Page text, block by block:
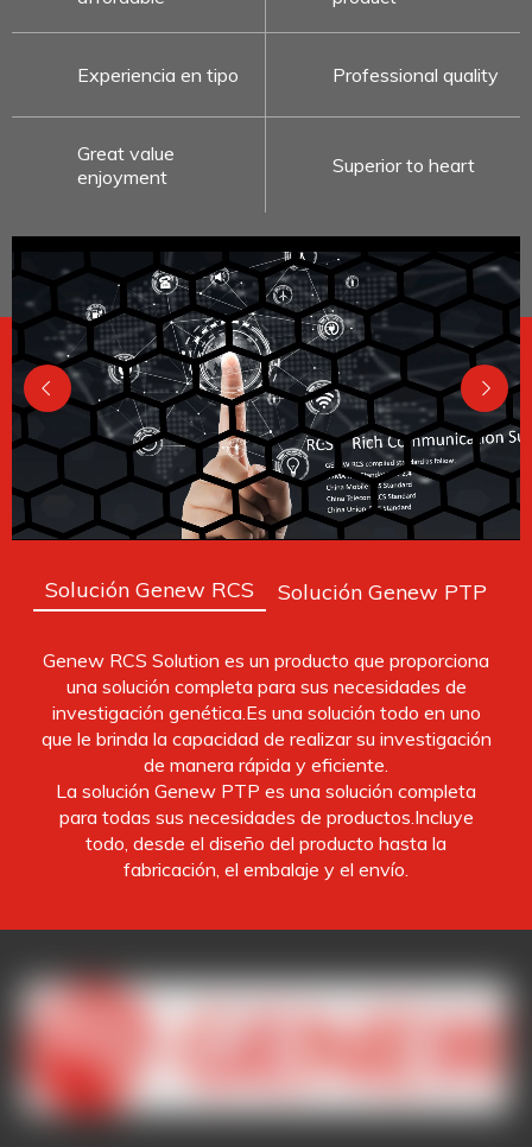
Experiencia en tipo Professional quality
Great value
enjoyment
Superior to heart
Solución Genew RCS Solución Genew PTP
Genew RCS Solution es un producto que proporciona
una solución completa para sus necesidades de
investigación genética.Es una solución todo en uno
que le brinda la capacidad de realizar su investigación
de manera rápida y eficiente.
La solución Genew PTP es una solución completa
para todas sus necesidades de productos.Incluye
todo, desde el diseño del producto hasta la
fabricación, el embalaje y el envío.